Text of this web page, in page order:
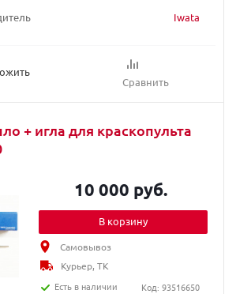
Iwata
Сравнить
+ игла для краскопультa
10 000 руб.
В корзину
Самовывоз
Курьер, ТК
Есть в наличии
Код: 93516650